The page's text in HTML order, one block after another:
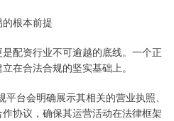
根本前提
配资行业不可逾越的底线。一个正
在合法合规的坚实基础上。
台会明确展示其相关的营业执照、
协议，确保其运营活动在法律框架